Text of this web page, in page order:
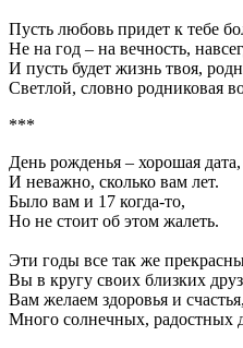
Пусть любовь придет к тебе
Не на год – на вечность,
И пусть будет жизнь твоя,
Светлой, словно родниковая
***
День рожденья – хорошая дата,
И неважно, сколько вам лет.
Было вам и 17 когда-то,
Но не стоит об этом жалеть.
Эти годы все так же
Вы в кругу своих близких
Вам желаем здоровья и счастья,
Много солнечных, радостных